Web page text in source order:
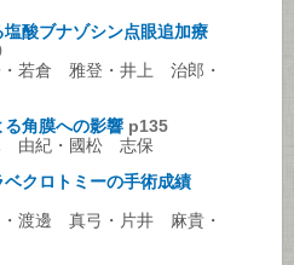
酸ブナゾシン点眼追加療
若倉 雅登・井上 治郎・
角膜への影響 p135
由紀・國松 志保
クロトミーの手術成績
渡邊 真弓・片井 麻貴・